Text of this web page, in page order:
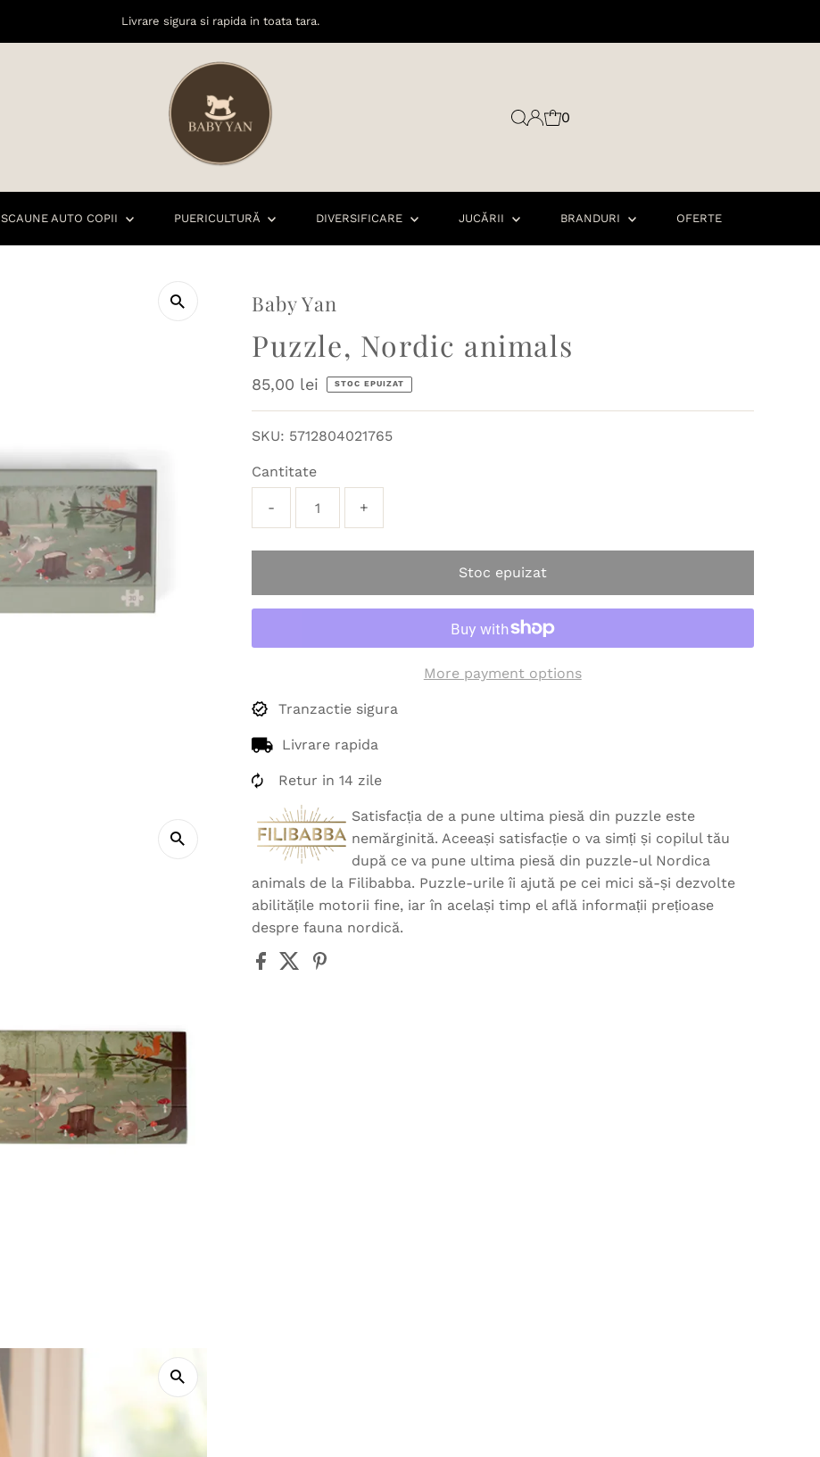
Livrare sigura si rapida in toata tara.
0
SCAUNE AUTO COPII PUERICULTURĂ DIVERSIFICARE JUCĂRII BRANDURI OFERTE
Baby Yan
Puzzle, Nordic animals
Preț
obișnuit
85,00 lei STOC EPUIZAT
SKU: 5712804021765
Cantitate
- +
Stoc epuizat
More payment options
Tranzactie sigura
Livrare rapida
Retur in 14 zile
Satisfacția de a pune ultima piesă din puzzle este
nemărginită. Aceeași satisfacție o va simți și copilul tău
după ce va pune ultima piesă din puzzle-ul Nordica
animals de la Filibabba. Puzzle-urile îi ajută pe cei mici să-și dezvolte
abilitățile motorii fine, iar în același timp el află informații prețioase
despre fauna nordică.